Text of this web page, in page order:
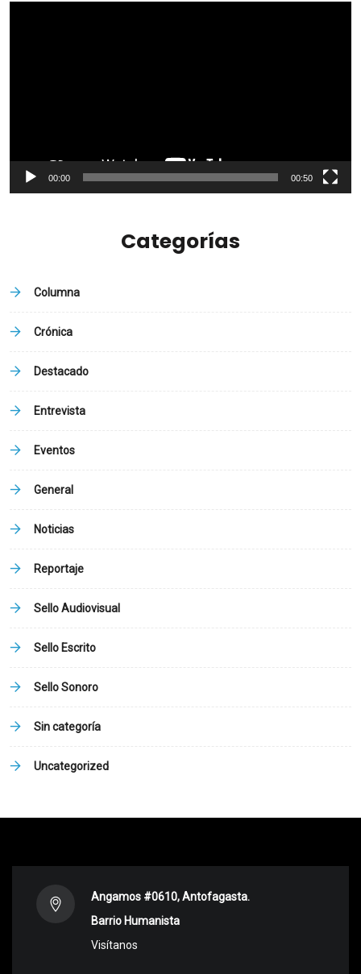
00:00 00:50
Categorías
Columna
Crónica
Destacado
Entrevista
Eventos
General
Noticias
Reportaje
Sello Audiovisual
Sello Escrito
Sello Sonoro
Sin categoría
Uncategorized
Angamos #0610, Antofagasta.
Barrio Humanista
Visítanos